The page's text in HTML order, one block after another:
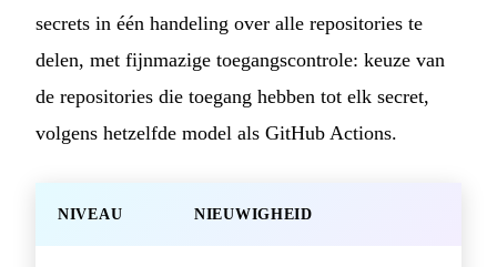
secrets in één handeling over alle repositories te
delen, met fijnmazige toegangscontrole: keuze van
de repositories die toegang hebben tot elk secret,
volgens hetzelfde model als GitHub Actions.
NIVEAU NIEUWIGHEID